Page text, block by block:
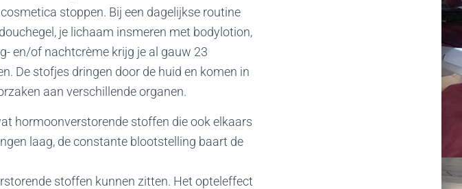
stoppen. Bij een dagelijkse routine
je lichaam insmeren met bodylotion,
en/of nachtcrème krijg je al gauw 23
De stofjes dringen door de huid en komen in
aan verschillende organen.
hormoonverstorende stoffen die ook elkaars
laag, de constante blootstelling baart de
stoffen kunnen zitten. Het opteleffect